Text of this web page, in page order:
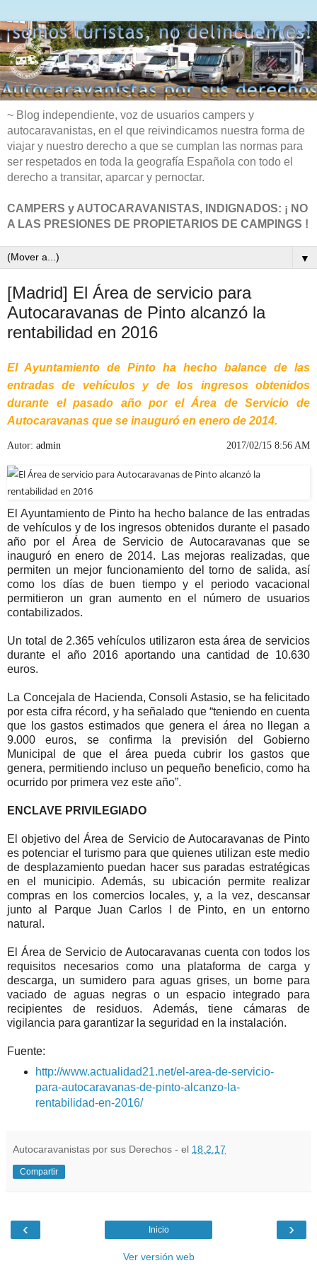
~ Blog independiente, voz de usuarios campers y
autocaravanistas, en el que reivindicamos nuestra forma de
viajar y nuestro derecho a que se cumplan las normas para
ser respetados en toda la geografía Española con todo el
derecho a transitar, aparcar y pernoctar.
CAMPERS y AUTOCARAVANISTAS, INDIGNADOS: ¡ NO
A LAS PRESIONES DE PROPIETARIOS DE CAMPINGS !
▼
[Madrid] El Área de servicio para
Autocaravanas de Pinto alcanzó la
rentabilidad en 2016
El Ayuntamiento de Pinto ha hecho balance de las
entradas de vehículos y de los ingresos obtenidos
durante el pasado año por el Área de Servicio de
Autocaravanas que se inauguró en enero de 2014.
Autor: admin 2017/02/15 8:56 AM
El Ayuntamiento de Pinto ha hecho balance de las entradas
de vehículos y de los ingresos obtenidos durante el pasado
año por el Área de Servicio de Autocaravanas que se
inauguró en enero de 2014. Las mejoras realizadas, que
permiten un mejor funcionamiento del torno de salida, así
como los días de buen tiempo y el periodo vacacional
permitieron un gran aumento en el número de usuarios
contabilizados.
Un total de 2.365 vehículos utilizaron esta área de servicios
durante el año 2016 aportando una cantidad de 10.630
euros.
La Concejala de Hacienda, Consoli Astasio, se ha felicitado
por esta cifra récord, y ha señalado que “teniendo en cuenta
que los gastos estimados que genera el área no llegan a
9.000 euros, se confirma la previsión del Gobierno
Municipal de que el área pueda cubrir los gastos que
genera, permitiendo incluso un pequeño beneficio, como ha
ocurrido por primera vez este año”.
ENCLAVE PRIVILEGIADO
El objetivo del Área de Servicio de Autocaravanas de Pinto
es potenciar el turismo para que quienes utilizan este medio
de desplazamiento puedan hacer sus paradas estratégicas
en el municipio. Además, su ubicación permite realizar
compras en los comercios locales, y, a la vez, descansar
junto al Parque Juan Carlos I de Pinto, en un entorno
natural.
El Área de Servicio de Autocaravanas cuenta con todos los
requisitos necesarios como una plataforma de carga y
descarga, un sumidero para aguas grises, un borne para
vaciado de aguas negras o un espacio integrado para
recipientes de residuos. Además, tiene cámaras de
vigilancia para garantizar la seguridad en la instalación.
Fuente:
http://www.actualidad21.net/el-area-de-servicio-
para-autocaravanas-de-pinto-alcanzo-la-
rentabilidad-en-2016/
Autocaravanistas por sus Derechos - el 18.2.17
Compartir
‹ ›
Inicio
Ver versión web